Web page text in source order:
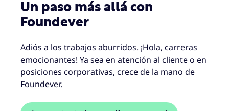
Un paso más allá con
Foundever
Adiós a los trabajos aburridos. ¡Hola, carreras
emocionantes! Ya sea en atención al cliente o en
posiciones corporativas, crece de la mano de
Foundever.